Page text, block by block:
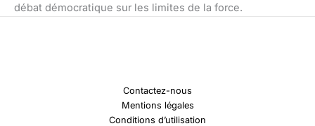
débat démocratique sur les limites de la force.
Contactez-nous
Mentions légales
Conditions d’utilisation